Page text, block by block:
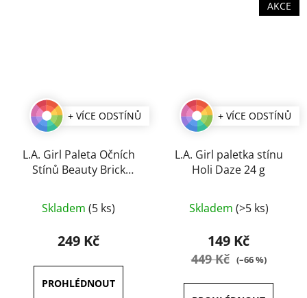
+ VÍCE ODSTÍNŮ
L.A. Girl Paleta Očních
Stínů Beauty Brick
hodnocení
produktu
5,0
z
Skladem (5 ks)
249 Kč
AKCE
+ VÍCE ODSTÍNŮ
L.A. Girl paletka stínu
Holi Daze 24 g
hodnocení
produktu
je
Skladem (>5 ks)
149 Kč
449 Kč (–66 %)